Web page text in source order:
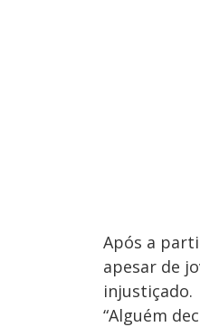
Após a
apesar de
injustiçado.
“Alguém